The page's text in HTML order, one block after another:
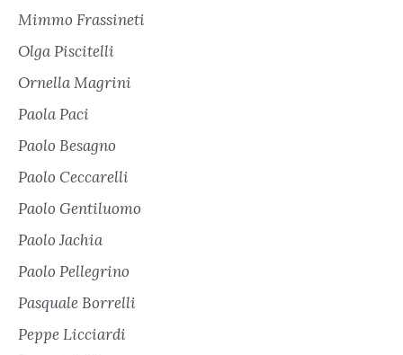
Mimmo Frassineti
Olga Piscitelli
Ornella Magrini
Paola Paci
Paolo Besagno
Paolo Ceccarelli
Paolo Gentiluomo
Paolo Jachia
Paolo Pellegrino
Pasquale Borrelli
Peppe Licciardi